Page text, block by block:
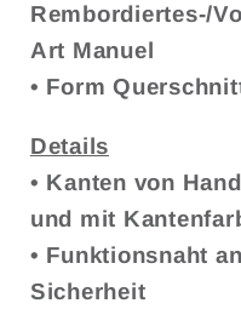
Rembordiertes-/
Art Manuel
• Form
Details
• Kanten von
und mit
• Funktionsnaht
Sicherheit